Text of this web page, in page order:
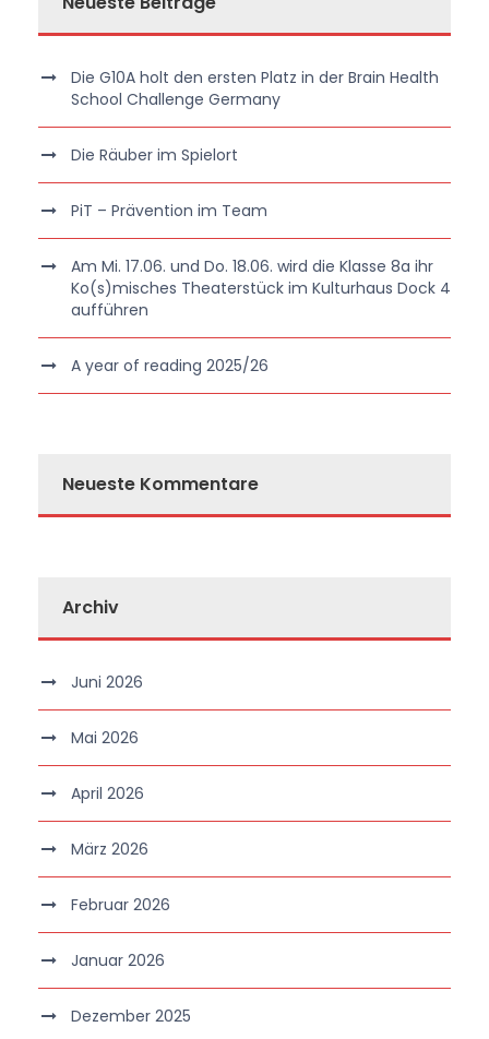
Die G10A holt den ersten Platz in der Brain Health
School Challenge Germany
Die Räuber im Spielort
PiT – Prävention im Team
Am Mi. 17.06. und Do. 18.06. wird die Klasse 8a ihr
Ko(s)misches Theaterstück im Kulturhaus Dock 4
aufführen
A year of reading 2025/26
Neueste Kommentare
Archiv
Juni 2026
Mai 2026
April 2026
März 2026
Februar 2026
Januar 2026
Dezember 2025